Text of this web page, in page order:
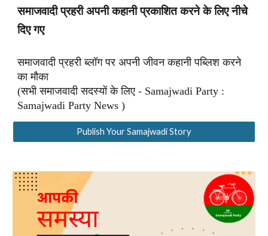
समाजवादी प्रहरी अपनी कहानी प्रकाशित करने के लिए नीचे
दिए गए
समाजवादी प्रहरी ब्लॉग पर अपनी जीवन कहानी पब्लिश करने
का मौका
(सभी समाजवादी सदस्यों के लिए - Samajwadi Party :
Samajwadi Party News )
Publish Your Samajwadi Story